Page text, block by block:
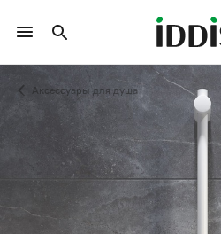
Аксессуары для душа